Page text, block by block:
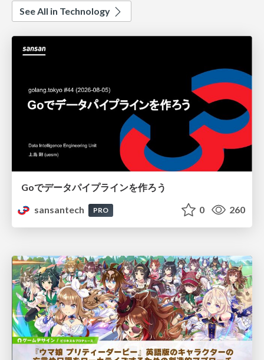
See All in Technology
Goでデータパイプラインを作ろう
sansantech
PRO 0 260